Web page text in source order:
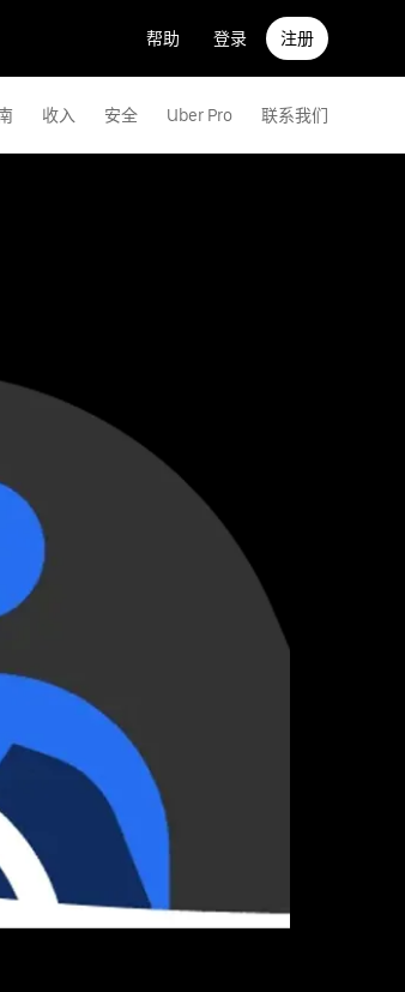
帮助 登录 注册
收入 安全 Uber Pro 联系我们